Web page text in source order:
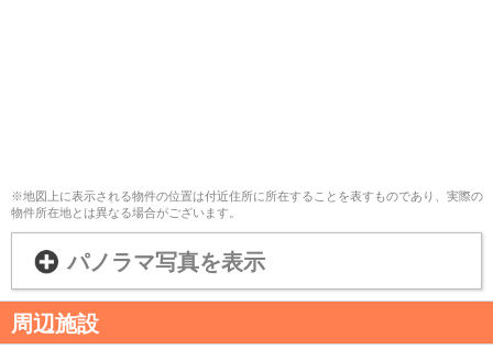
※地図上に表示される物件の位置は付近住所に所在することを表すものであり、実際の
物件所在地とは異なる場合がございます。
パノラマ写真を表示
周辺施設